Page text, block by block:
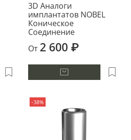
3D Аналоги
имплантатов NOBEL
Коническое
Соединение
От 2 600 ₽
-38%